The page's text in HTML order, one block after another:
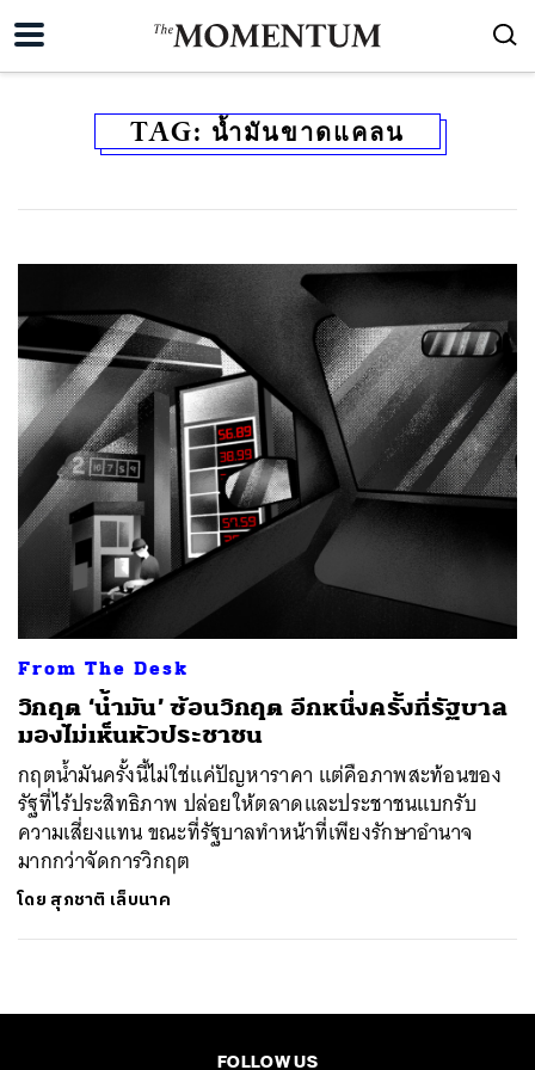
TAG: น้ำมันขาดแคลน
From The Desk
วิกฤต ‘น้ำมัน’ ซ้อนวิกฤต อีกหนึ่งครั้งที่รัฐบาล
มองไม่เห็นหัวประชาชน
กฤตน้ำมันครั้งนี้ไม่ใช่แค่ปัญหาราคา แต่คือภาพสะท้อนของ
รัฐที่ไร้ประสิทธิภาพ ปล่อยให้ตลาดและประชาชนแบกรับ
ความเสี่ยงแทน ขณะที่รัฐบาลทำหน้าที่เพียงรักษาอำนาจ
มากกว่าจัดการวิกฤต
โดย สุภชาติ เล็บนาค
FOLLOW US
ค้นหา
SHARE TWEET